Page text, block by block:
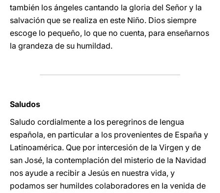
también los ángeles cantando la gloria del Señor y la
salvación que se realiza en este Niño. Dios siempre
escoge lo pequeño, lo que no cuenta, para enseñarnos
la grandeza de su humildad.
Saludos
Saludo cordialmente a los peregrinos de lengua
española, en particular a los provenientes de España y
Latinoamérica. Que por intercesión de la Virgen y de
san José, la contemplación del misterio de la Navidad
nos ayude a recibir a Jesús en nuestra vida, y
podamos ser humildes colaboradores en la venida de